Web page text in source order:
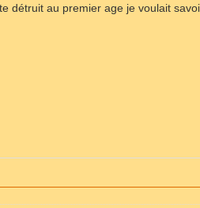
détruit au premier age je voulait